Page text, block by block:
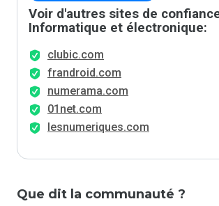
Voir d'autres sites de
Informatique et électronique:
clubic.com
frandroid.com
numerama.com
01net.com
lesnumeriques.com
Que dit la communauté ?